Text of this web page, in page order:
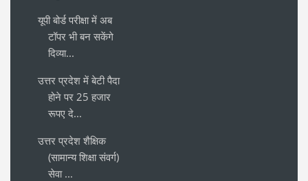
यूपी बोर्ड परीक्षा में अब
टॉपर भी बन सकेंगे
दिव्या...
उत्तर प्रदेश में बेटी पैदा
होने पर 25 हजार
रूपए दे...
उत्तर प्रदेश शैक्षिक
(सामान्य शिक्षा संवर्ग)
सेवा ...